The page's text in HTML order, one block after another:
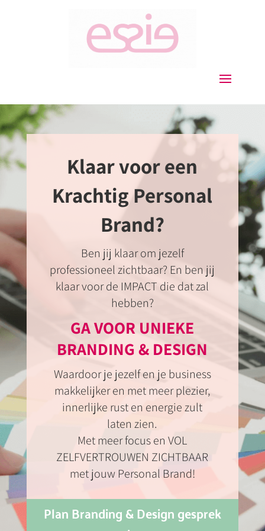
Klaar voor een
Krachtig Personal
Brand?
Ben jij klaar om jezelf
professioneel zichtbaar? En ben jij
klaar voor de IMPACT die dat zal
hebben?
GA VOOR UNIEKE
BRANDING & DESIGN
Waardoor je jezelf en je business
makkelijker en met meer plezier,
innerlijke rust en energie zult
laten zien.
Met meer focus en VOL
ZELFVERTROUWEN ZICHTBAAR
met jouw Personal Brand!
Plan Branding & Design gesprek